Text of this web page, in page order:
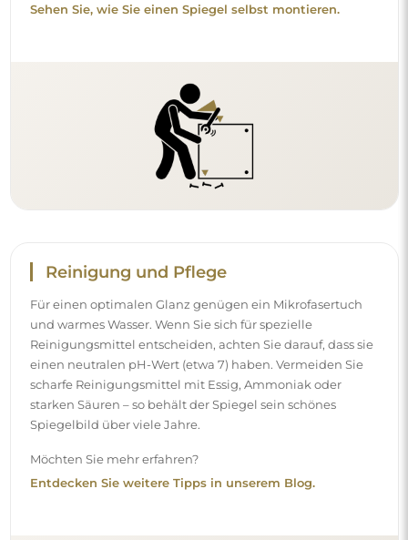
Sehen Sie, wie Sie einen Spiegel selbst montieren.
Reinigung und Pflege
Für einen optimalen Glanz genügen ein Mikrofasertuch
und warmes Wasser. Wenn Sie sich für spezielle
Reinigungsmittel entscheiden, achten Sie darauf, dass sie
einen neutralen pH-Wert (etwa 7) haben. Vermeiden Sie
scharfe Reinigungsmittel mit Essig, Ammoniak oder
starken Säuren – so behält der Spiegel sein schönes
Spiegelbild über viele Jahre.
Möchten Sie mehr erfahren?
Entdecken Sie weitere Tipps in unserem Blog.